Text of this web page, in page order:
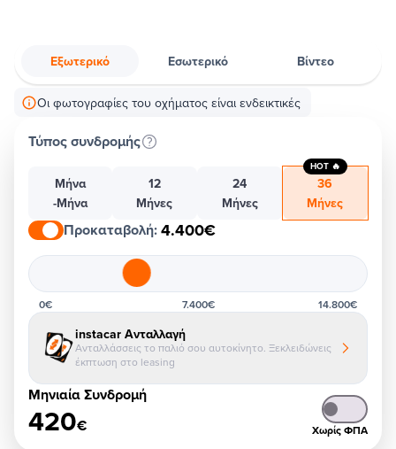
Εξωτερικό Εσωτερικό Βίντεο
Οι φωτογραφίες του οχήματος είναι ενδεικτικές
Τύπος συνδρομής
Μήνα
-Μήνα
12
Μήνες
24
Μήνες
36
Μήνες
HOT 🔥
Προκαταβολή:4.400€
0€ 7.400€ 14.800€
instacar Ανταλλαγή
Ανταλλάσσεις το παλιό σου αυτοκίνητο. Ξεκλειδώνεις
έκπτωση στο leasing
Μηνιαία Συνδρομή
420€ Χωρίς ΦΠΑ